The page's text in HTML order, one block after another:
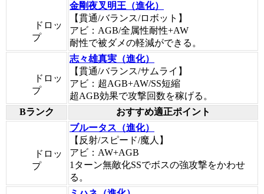
ドロッ
プ
金剛夜叉明王（進化）
【貫通/バランス/ロボット】
アビ：AGB/全属性耐性+AW
耐性で被ダメの軽減ができる。
ドロッ
プ
志々雄真実（進化）
【貫通/バランス/サムライ】
アビ：超AGB+AW/SS短縮
超AGB効果で攻撃回数を稼げる。
Bランク
おすすめ適正ポイント
ドロッ
プ
ブルータス（進化）
【反射/スピード/魔人】
アビ：AW+AGB
1ターン無敵化SSでボスの強攻撃をかわせ
る。